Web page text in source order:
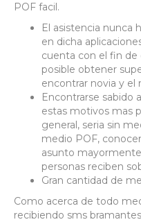
POF facil.
El asistencia nunca
en dicha
cuenta con el fin
posible obtener
encontrar novia y el
Encontrarse sabido
estas motivos mas
general, seri­a sin
medio POF,
asunto
personas reciben
Gran cantidad de
Como acerca de todo
recibiendo sms